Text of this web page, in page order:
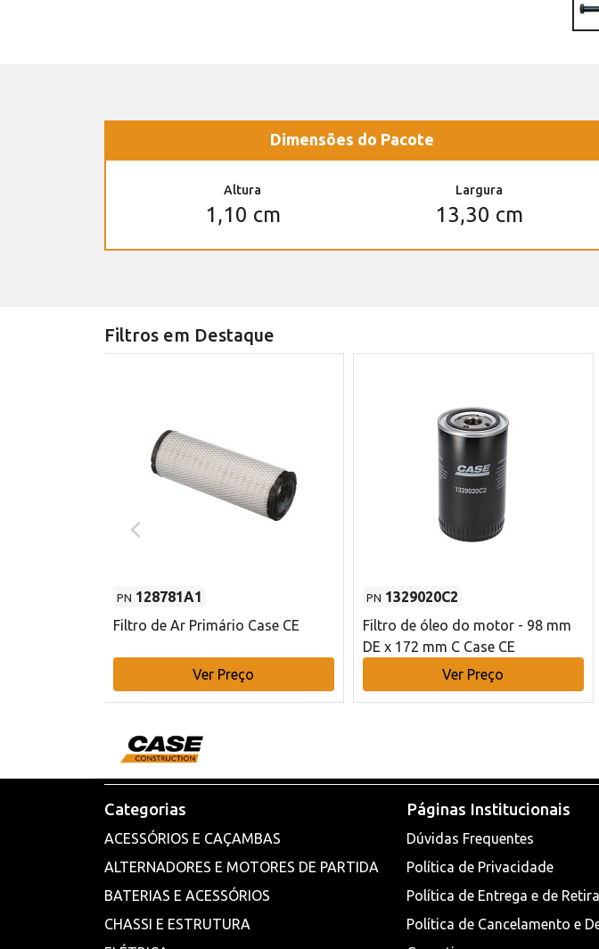
Dimensões do Pacote
Altura
1,10 cm
Largura
13,30 cm
Filtros em Destaque
PN 128781A1
Filtro de Ar Primário Case CE
Ver Preço
PN 1329020C2
Filtro de óleo do motor - 98 mm
DE x 172 mm C Case CE
Ver Preço
Categorias
ACESSÓRIOS E CAÇAMBAS
ALTERNADORES E MOTORES DE PARTIDA
BATERIAS E ACESSÓRIOS
CHASSI E ESTRUTURA
Páginas Institucionais
Dúvidas Frequentes
Política de Privacidade
Política de Entrega e de
Política de Cancelamento e